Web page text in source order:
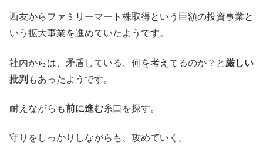
西友からファミリーマート株取得という巨額の投資事業と
いう拡大事業を進めていたようです。
社内からは、矛盾している、何を考えてるのか？と 厳しい
批判 もあったようです。
耐えながらも前に進む糸口を探す。
守りをしっかりしながらも、攻めていく。